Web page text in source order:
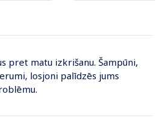
pret matu izkrišanu. Šampūni,
losjoni palīdzēs jums